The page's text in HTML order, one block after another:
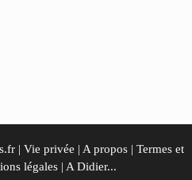
| Vie privée | A propos | Termes et
légales | A Didier...